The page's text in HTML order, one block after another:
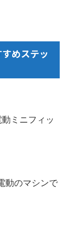
めステッ
ミニフィッ
動のマシンで